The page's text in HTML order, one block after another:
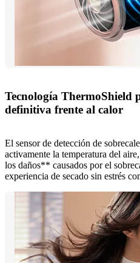
Tecnología ThermoShield
definitiva frente al calor
El sensor de detección de
activamente la temperatura del
los daños** causados por el
experiencia de secado sin estrés